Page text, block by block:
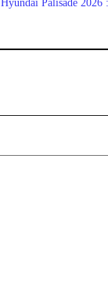
Hyundai Palisade 2026